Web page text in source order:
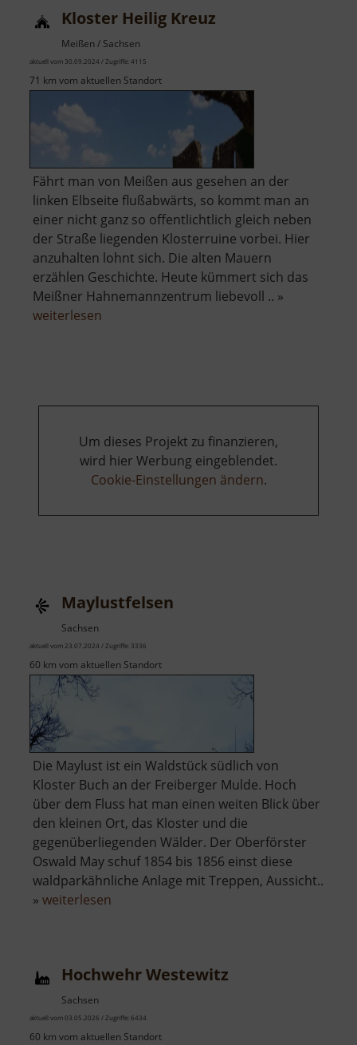
Kloster Heilig Kreuz
Meißen / Sachsen
aktuell vom 30.09.2024 / Zugriffe: 4115
71 km vom aktuellen Standort
Fährt man von Meißen aus gesehen an der
linken Elbseite flußabwärts, so kommt man an
einer nicht ganz so offentlichtlich gleich neben
der Straße liegenden Klosterruine vorbei. Hier
anzuhalten lohnt sich. Die alten Mauern
erzählen Geschichte. Heute kümmert sich das
Meißner Hahnemannzentrum liebevoll .. »
weiterlesen
Um dieses Projekt zu finanzieren,
wird hier Werbung eingeblendet.
Cookie-Einstellungen ändern.
Maylustfelsen
Sachsen
aktuell vom 23.07.2024 / Zugriffe: 3336
60 km vom aktuellen Standort
Die Maylust ist ein Waldstück südlich von
Kloster Buch an der Freiberger Mulde. Hoch
über dem Fluss hat man einen weiten Blick über
den kleinen Ort, das Kloster und die
gegenüberliegenden Wälder. Der Oberförster
Oswald May schuf 1854 bis 1856 einst diese
waldparkähnliche Anlage mit Treppen, Aussicht..
» weiterlesen
Hochwehr Westewitz
Sachsen
aktuell vom 03.05.2026 / Zugriffe: 6434
60 km vom aktuellen Standort